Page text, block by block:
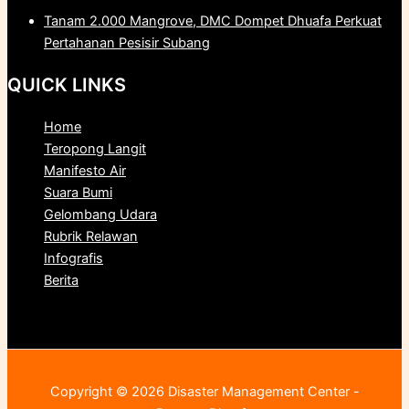
Tanam 2.000 Mangrove, DMC Dompet Dhuafa Perkuat
Pertahanan Pesisir Subang
QUICK LINKS
Home
Teropong Langit
Manifesto Air
Suara Bumi
Gelombang Udara
Rubrik Relawan
Infografis
Berita
Copyright © 2026 Disaster Management Center -